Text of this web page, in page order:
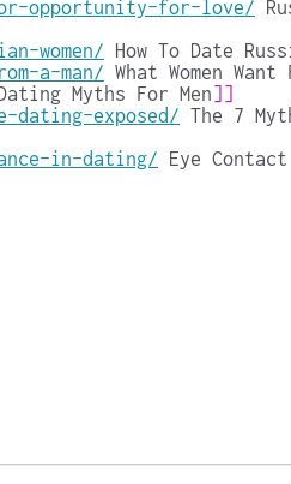
opportunity-for-love/
women/ How To Date
a-man/ What Women Want
Myths For Men]]
exposed/ The 7
in-dating/
Eye